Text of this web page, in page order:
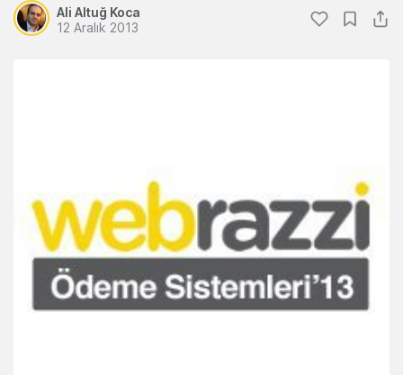
Ali Altuğ Koca
12 Aralık 2013